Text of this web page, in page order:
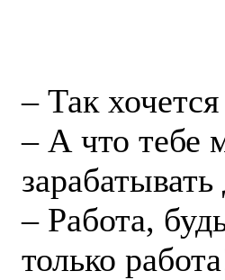
– Так
– А что тебе
зарабатывать
– Работа,
только